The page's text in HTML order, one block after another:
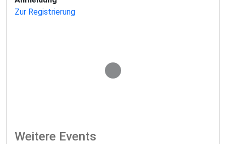
Zur Registrierung
Lädt Teilnahme-Knopf...
Weitere Events